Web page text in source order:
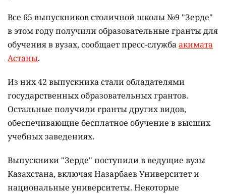
Все 65 выпускников столичной школы №9 "Зерде"
в этом году получили образовательные гранты для
обучения в вузах, сообщает пресс-службаакимата
Астаны.
Из них 42 выпускника стали обладателями
государственных образовательных грантов.
Остальные получили гранты других видов,
обеспечивающие бесплатное обучение в высших
учебных заведениях.
Выпускники "Зерде" поступили в ведущие вузы
Казахстана, включая Назарбаев Университет и
национальные университеты. Некоторые